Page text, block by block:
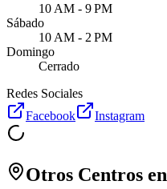
10 AM - 9 PM
Sábado
10 AM - 2 PM
Domingo
Cerrado
Redes Sociales
Facebook
Instagram
Otros Centros en